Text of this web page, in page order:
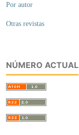
Por autor
Otras revistas
NÚMERO ACTUAL